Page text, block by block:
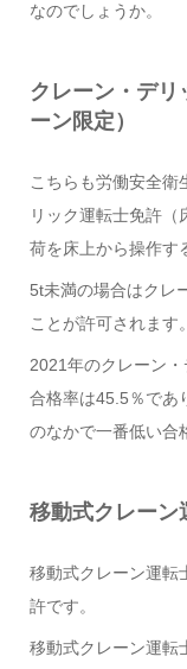
なのでしょうか。
クレーン・デリ
ーン限定）
こちらも労働安全衛
リック運転士免許
荷を床上から操作す
5t未満の場合はクレ
ことが許可されます。
2021年のクレーン
合格率は45.5％であ
のなかで一番低い合
移動式クレーン
移動式クレーン運転
許です。
移動式クレーン運転